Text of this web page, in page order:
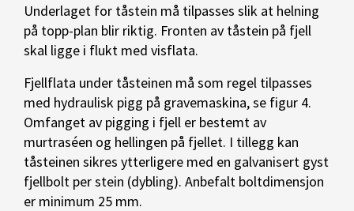
Underlaget for tåstein må tilpasses slik at helning
på topp-plan blir riktig. Fronten av tåstein på fjell
skal ligge i flukt med visflata.
Fjellflata under tåsteinen må som regel tilpasses
med hydraulisk pigg på gravemaskina, se figur 4.
Omfanget av pigging i fjell er bestemt av
murtraséen og hellingen på fjellet. I tillegg kan
tåsteinen sikres ytterligere med en galvanisert gyst
fjellbolt per stein (dybling). Anbefalt boltdimensjon
er minimum 25 mm.